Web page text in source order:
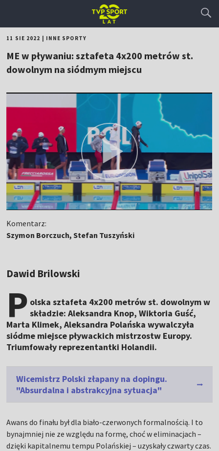
11 SIE 2022 INNE SPORTY
ME w pływaniu: sztafeta 4x200 metrów st.
dowolnym na siódmym miejscu
Komentarz:
Szymon Borczuch, Stefan Tuszyński
Dawid Brilowski
P olska sztafeta 4x200 metrów st. dowolnym w
składzie: Aleksandra Knop, Wiktoria Guść,
Marta Klimek, Aleksandra Polańska wywalczyła
siódme miejsce pływackich mistrzostw Europy.
Triumfowały reprezentantki Holandii.
Wicemistrz Polski złapany na dopingu.
"Absurdalna i abstrakcyjna sytuacja"
Awans do finału był dla biało-czerwonych formalnością. I to
bynajmniej nie ze względu na formę, choć w eliminacjach –
dzięki kapitalnemu tempu Polańskiej – uzyskały czwarty czas.